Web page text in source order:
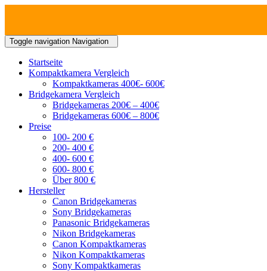
Toggle navigation Navigation
Startseite
Kompaktkamera Vergleich
Kompaktkameras 400€- 600€
Bridgekamera Vergleich
Bridgekameras 200€ – 400€
Bridgekameras 600€ – 800€
Preise
100- 200 €
200- 400 €
400- 600 €
600- 800 €
Über 800 €
Hersteller
Canon Bridgekameras
Sony Bridgekameras
Panasonic Bridgekameras
Nikon Bridgekameras
Canon Kompaktkameras
Nikon Kompaktkameras
Sony Kompaktkameras